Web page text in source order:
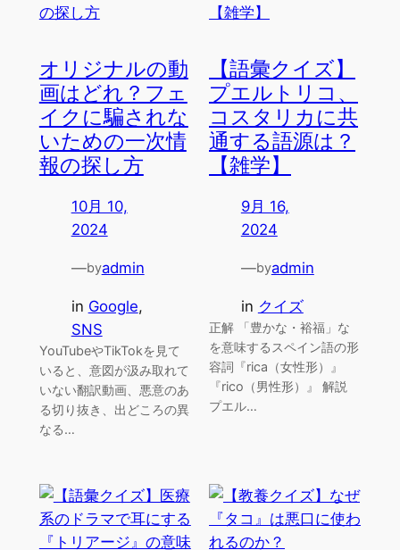
オリジナルの動
画はどれ？フェ
イクに騙されな
いための一次情
報の探し方
10月 10,
2024
—byadmin
in Google
SNS
YouTubeやTikTokを見て
いると、意図が汲み取れて
いない翻訳動画、悪意のあ
る切り抜き、出どころの異
なる…
【語彙クイズ】
プエルトリコ、
コスタリカに共
通する語源は？
【雑学】
9月 16,
2024
—byadmin
in クイズ
正解 「豊かな・裕福」な
を意味するスペイン語の形
容詞『rica（女性形）』
『rico（男性形）』 解説
プエル…